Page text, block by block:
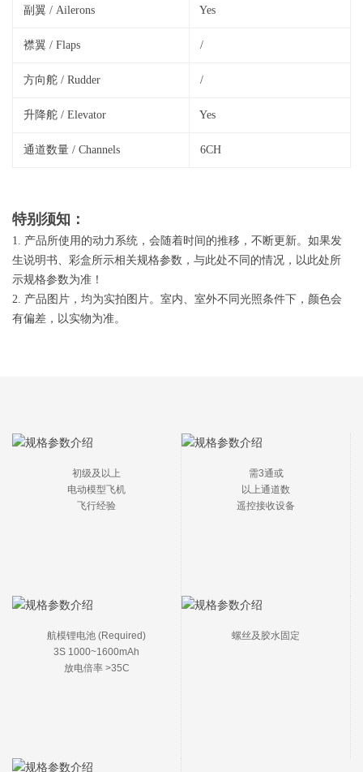
副翼 / Ailerons Yes
襟翼 / Flaps /
方向舵 / Rudder /
升降舵 / Elevator Yes
通道数量 / Channels 6CH
特别须知：
1. 产品所使用的动力系统，会随着时间的推移，不断更新。如果发
生说明书、彩盒所示相关规格参数，与此处不同的情况，以此处所
示规格参数为准！
2. 产品图片，均为实拍图片。室内、室外不同光照条件下，颜色会
有偏差，以实物为准。
初级及以上
电动模型飞机
飞行经验
需3通或
以上通道数
遥控接收设备
航模锂电池 (Required)
3S 1000~1600mAh
放电倍率 >35C
螺丝及胶水固定